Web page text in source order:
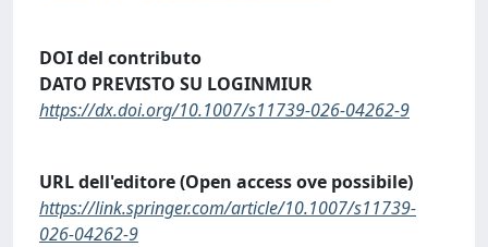
DOI del contributo
DATO PREVISTO SU LOGINMIUR
https://dx.doi.org/10.1007/s11739-026-04262-9
URL dell'editore (Open access ove possibile)
https://link.springer.com/article/10.1007/s11739-
026-04262-9